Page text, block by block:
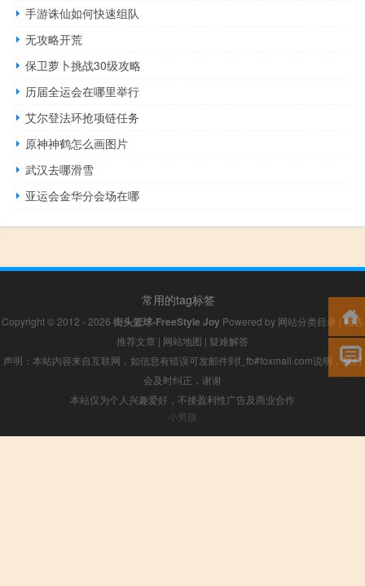
手游诛仙如何快速组队
无攻略开荒
保卫萝卜挑战30级攻略
历届全运会在哪里举行
艾尔登法环抢项链任务
原神神鹤怎么画图片
武汉去哪滑雪
亚运会金华分会场在哪
常用的tag标签
Copyright © 2012 - 2026 街头篮球-FreeStyle Joy Powered by 网站分类目录 |精选
推荐文章 | 网站地图 | 疑难解答
声明：本站内容来自互联网，如信息有错误可发邮件到f_fb#foxmail.com说明，我们
会及时纠正，谢谢
本站仅为个人兴趣爱好，不接盈利性广告及商业合作
小男孩